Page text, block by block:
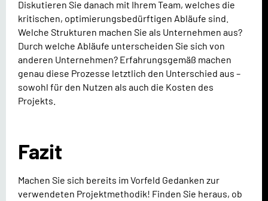
Diskutieren Sie danach mit Ihrem Team, welches die
kritischen, optimierungsbedürftigen Abläufe sind.
Welche Strukturen machen Sie als Unternehmen aus?
Durch welche Abläufe unterscheiden Sie sich von
anderen Unternehmen? Erfahrungsgemäß machen
genau diese Prozesse letztlich den Unterschied aus –
sowohl für den Nutzen als auch die Kosten des
Projekts.
Fazit
Machen Sie sich bereits im Vorfeld Gedanken zur
verwendeten Projektmethodik! Finden Sie heraus, ob